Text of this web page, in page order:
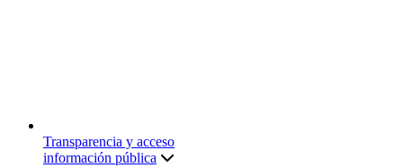
Transparencia y acceso
información pública